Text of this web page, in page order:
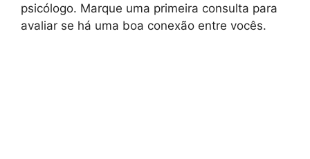
psicólogo. Marque uma primeira consulta para
avaliar se há uma boa conexão entre vocês.